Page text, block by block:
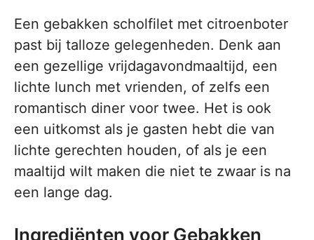
Een gebakken scholfilet met citroenboter
past bij talloze gelegenheden. Denk aan
een gezellige vrijdagavondmaaltijd, een
lichte lunch met vrienden, of zelfs een
romantisch diner voor twee. Het is ook
een uitkomst als je gasten hebt die van
lichte gerechten houden, of als je een
maaltijd wilt maken die niet te zwaar is na
een lange dag.
Ingrediënten voor Gebakken